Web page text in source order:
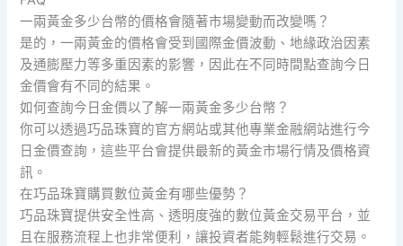
一兩黃金多少台幣的價格會隨著市場變動而改變嗎？
是的，一兩黃金的價格會受到國際金價波動、地緣政治因素
及通膨壓力等多重因素的影響，因此在不同時間點查詢今日
金價會有不同的結果。
如何查詢今日金價以了解一兩黃金多少台幣？
你可以透過巧品珠寶的官方網站或其他專業金融網站進行今
日金價查詢，這些平台會提供最新的黃金市場行情及價格資
訊。
在巧品珠寶購買數位黃金有哪些優勢？
巧品珠寶提供安全性高、透明度強的數位黃金交易平台，並
且在服務流程上也非常便利，讓投資者能夠輕鬆進行交易。